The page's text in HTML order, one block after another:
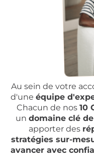
Au sein de votre
d'une équipe
Chacun de nos 10
un domaine clé
apporter des
stratégies sur-
avancer avec